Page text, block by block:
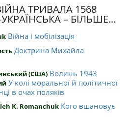
ТРИВАЛА 1568
– БІЛЬШЕ...
Війна і мобілізація
Доктрина Михайла
(США) Волинь 1943
У колі моральної й політичної
в очах поляків
K. Romanchuk Кого вшановує